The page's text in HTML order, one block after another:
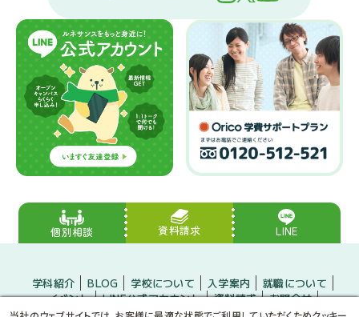
個別相談 資料請求 LINE
学科紹介 BLOG 学校について 入学案内
就職について
イベント
LINE公式アカウント 資料請求
お問合せ
入学をお考えの方
保護者の方 企業の方